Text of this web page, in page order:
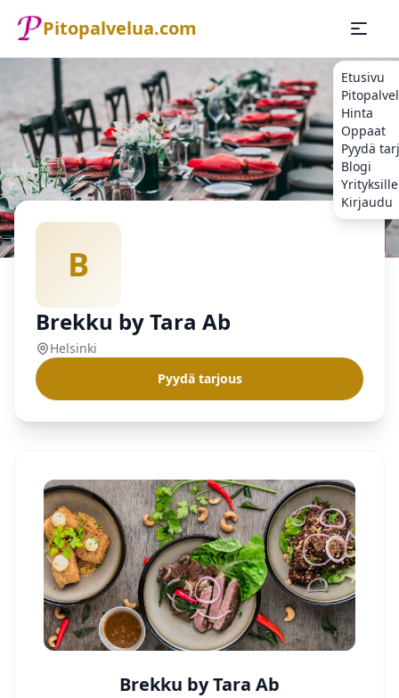
Pitopalvelua.com
Etusivu
Hinta
Oppaat
Pyydä
Blogi
Yrityksille
Kirjaudu
Etusivu
Pitopalvelu Brekku by Tara Ab
B
Brekku by Tara Ab
Helsinki
Pyydä tarjous
Brekku by Tara Ab